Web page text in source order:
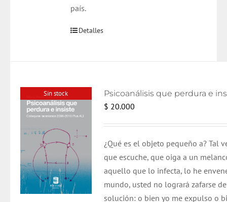
país.
Detalles
Sin stock
$ 20.000
¿Qué es el objeto pequeño a? Tal
que escuche, que oiga a un
aquello que lo infecta, lo he
mundo, usted no logrará zafarse
solución: o bien yo me expulso o